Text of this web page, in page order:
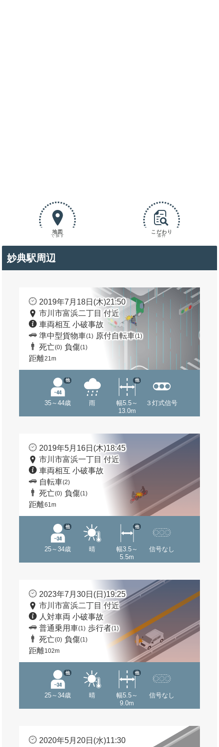
地図
で探す
こだわり
条件
妙典駅周辺
2019年7月18日(木)21:50
市川市富浜二丁目 付近
車両相互 小破事故
準中型貨物車(1) 原付自転車(1)
死亡(0) 負傷(1)
距離21m
35～44歳
他
雨
幅5.5～
13.0m
他
３灯式信号
2019年5月16日(木)18:45
市川市富浜一丁目 付近
車両相互 小破事故
自転車(2)
死亡(0) 負傷(1)
距離61m
25～34歳
他
晴
幅3.5～
5.5m
他
信号なし
2023年7月30日(日)19:25
市川市富浜二丁目 付近
人対車両 小破事故
普通乗用車(1) 歩行者(1)
死亡(0) 負傷(1)
距離102m
25～34歳
他
晴
幅5.5～
9.0m
他
信号なし
2020年5月20日(水)11:30